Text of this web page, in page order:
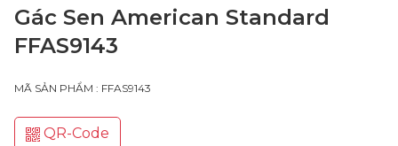
Gác Sen American Standard
FFAS9143
MÃ SẢN PHẨM : FFAS9143
QR-Code